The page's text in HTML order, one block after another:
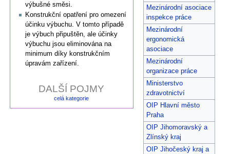
výbušné směsi.
Konstrukční opatření pro omezení
účinku výbuchu. V tomto případě
je výbuch připuštěn, ale účinky
výbuchu jsou eliminována na
minimum díky konstrukčním
úpravám zařízení.
DALŠÍ POJMY
celá kategorie
Mezinárodní asociace
inspekce práce
Mezinárodní
ergonomická
asociace
Mezinárodní
organizace práce
Ministerstvo
zdravotnictví
OIP Hlavní město
Praha
OIP Jihomoravský a
Zlínský kraj
OIP Jihočeský kraj a